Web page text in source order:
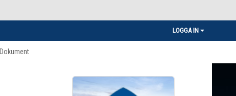
LOGGA IN
Dokument